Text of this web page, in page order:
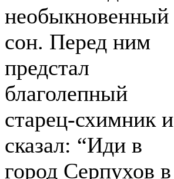
необыкновенный
сон. Перед ним
предстал
благолепный
старец-схимник и
сказал: “Иди в
город Серпухов в